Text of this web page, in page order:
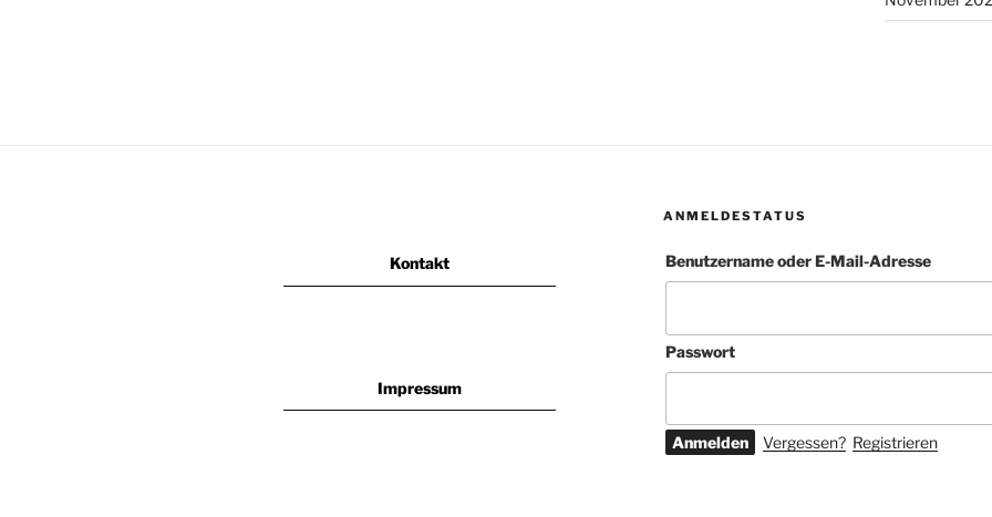
Kontakt
Impressum
ANMELDESTATUS
Benutzername oder E-Mail-Adresse
Passwort
Vergessen? Registrieren